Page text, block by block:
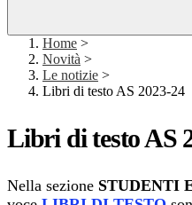
Home >
Novità >
Le notizie >
Libri di testo AS 2023-24
Libri di testo AS
Nella sezione STUDENTI